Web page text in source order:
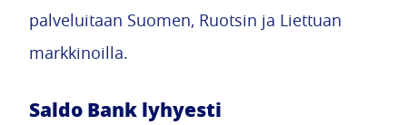
palveluitaan Suomen, Ruotsin ja Liettuan
markkinoilla.
Saldo Bank lyhyesti